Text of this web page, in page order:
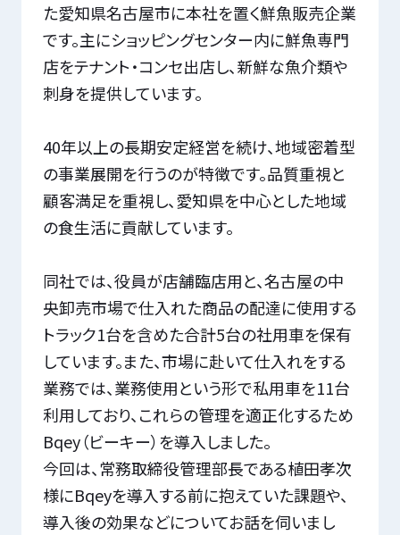
た愛知県名古屋市に本社を置く鮮魚販売企業
です。主にショッピングセンター内に鮮魚専門
店をテナント・コンセ出店し、新鮮な魚介類や
刺身を提供しています。
40年以上の長期安定経営を続け、地域密着型
の事業展開を行うのが特徴です。品質重視と
顧客満足を重視し、愛知県を中心とした地域
の食生活に貢献しています。
同社では、役員が店舗臨店用と、名古屋の中
央卸売市場で仕入れた商品の配達に使用する
トラック1台を含めた合計5台の社用車を保有
しています。また、市場に赴いて仕入れをする
業務では、業務使用という形で私用車を11台
利用しており、これらの管理を適正化するため
Bqey（ビーキー）を導入しました。
今回は、常務取締役管理部長である植田孝次
様にBqeyを導入する前に抱えていた課題や、
導入後の効果などについてお話を伺いまし